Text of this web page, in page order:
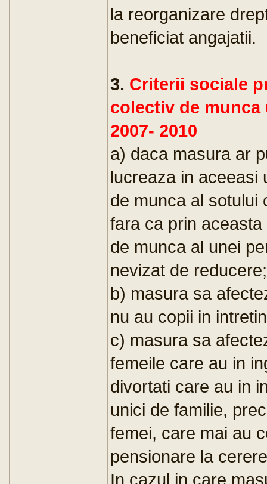
la reorganizare
beneficiat angajatii.
3. Criterii sociale
colectiv de
2007- 2010
a) daca masura ar
lucreaza in aceeasi
de munca al sotului
fara ca prin
de munca al unei
nevizat de reducere;
b) masura sa
nu au copii in
c) masura sa
femeile care au in
divortati care au in
unici de familie,
femei, care mai au
pensionare la
In cazul in care